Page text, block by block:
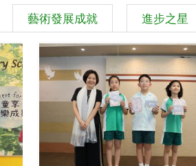
藝術發展成就 進步之星